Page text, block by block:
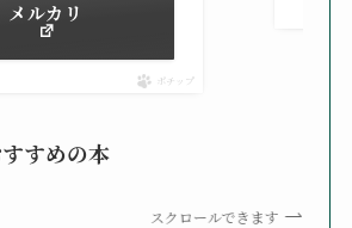
メルカリ
ポチップ
すめの本
スクロールできます